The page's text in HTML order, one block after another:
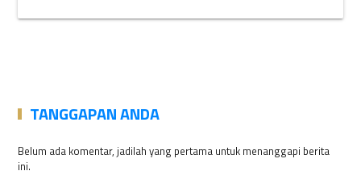
TANGGAPAN ANDA
Belum ada komentar, jadilah yang pertama untuk menanggapi berita
ini.